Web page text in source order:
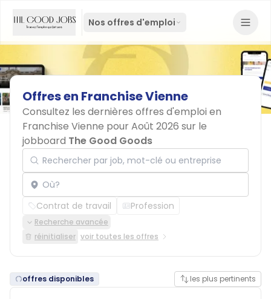
Nos offres d'emploi
Offresen FranchiseVienne
Consultez les dernières offres d'emploi en
Franchise Vienne pour Août 2026 sur le
jobboard The Good Goods
Rechercher par job, mot-clé ou entreprise
Localisation
Contrat de travail Profession
Recherche avancée
réinitialiser voir toutes les offres
offres disponibles les plus pertinents